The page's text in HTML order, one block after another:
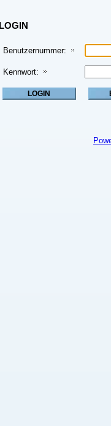
LOGIN
Benutzernummer:
Kennwort: